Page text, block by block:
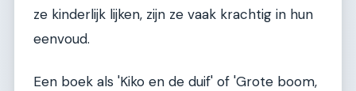
ze kinderlijk lijken, zijn ze vaak krachtig in hun
eenvoud.
Een boek als 'Kiko en de duif' of 'Grote boom,